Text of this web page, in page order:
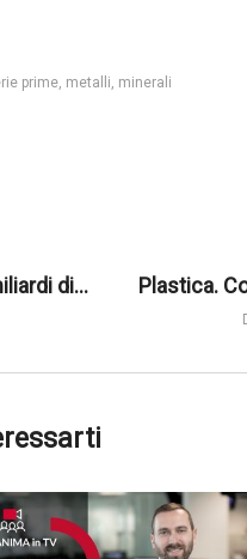
prime metalli minerali
Cibo. Come nutrire 10 miliardi di persone | Bloomberg